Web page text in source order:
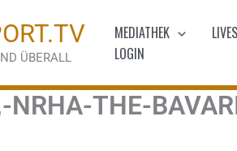
ÜBERALL
MEDIATHEK
LOGIN
THE-